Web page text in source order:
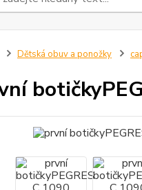
Dětská obuv a ponožky